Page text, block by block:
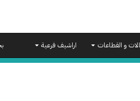
و القطاعات اراشيف فرعية